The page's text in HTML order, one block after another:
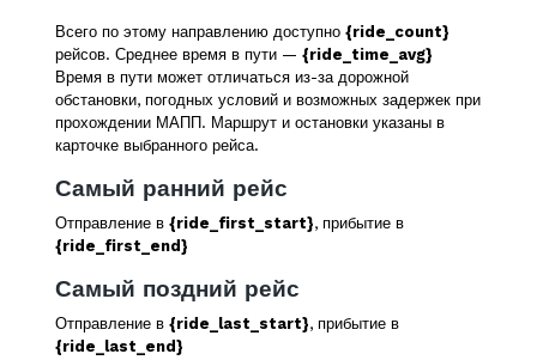
Всего по этому направлению доступно {ride_count}
рейсов. Среднее время в пути — {ride_time_avg}
Время в пути может отличаться из-за дорожной
обстановки, погодных условий и возможных задержек при
прохождении МАПП. Маршрут и остановки указаны в
карточке выбранного рейса.
Самый ранний рейс
Отправление в {ride_first_start}, прибытие в
{ride_first_end}
Самый поздний рейс
Отправление в {ride_last_start}, прибытие в
{ride_last_end}